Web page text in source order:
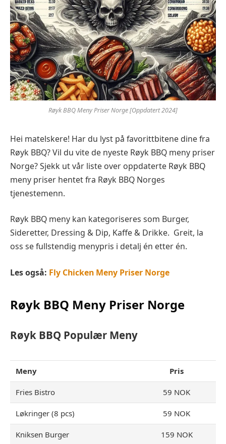
Røyk BBQ Meny Priser Norge [Oppdatert 2024]
Hei matelskere! Har du lyst på favorittbitene dine fra
Røyk BBQ? Vil du vite de nyeste Røyk BBQ meny priser
Norge? Sjekk ut vår liste over oppdaterte Røyk BBQ
meny priser hentet fra Røyk BBQ Norges
tjenestemenn.
Røyk BBQ meny kan kategoriseres som Burger,
Sideretter, Dressing & Dip, Kaffe & Drikke. Greit, la
oss se fullstendig menypris i detalj én etter én.
Les også: Fly Chicken Meny Priser Norge
Røyk BBQ Meny Priser Norge
Røyk BBQ Populær Meny
Meny Pris
Fries Bistro 59 NOK
Løkringer (8 pcs) 59 NOK
Kniksen Burger 159 NOK